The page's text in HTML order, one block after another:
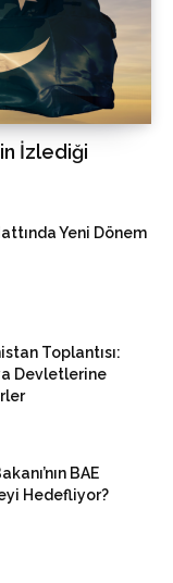
İzlediği
Yeni Dönem
Toplantısı:
Devletlerine
BAE
Hedefliyor?